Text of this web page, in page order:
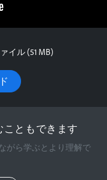
イル (51 MB)
ともできます
がら学ぶとより理解で